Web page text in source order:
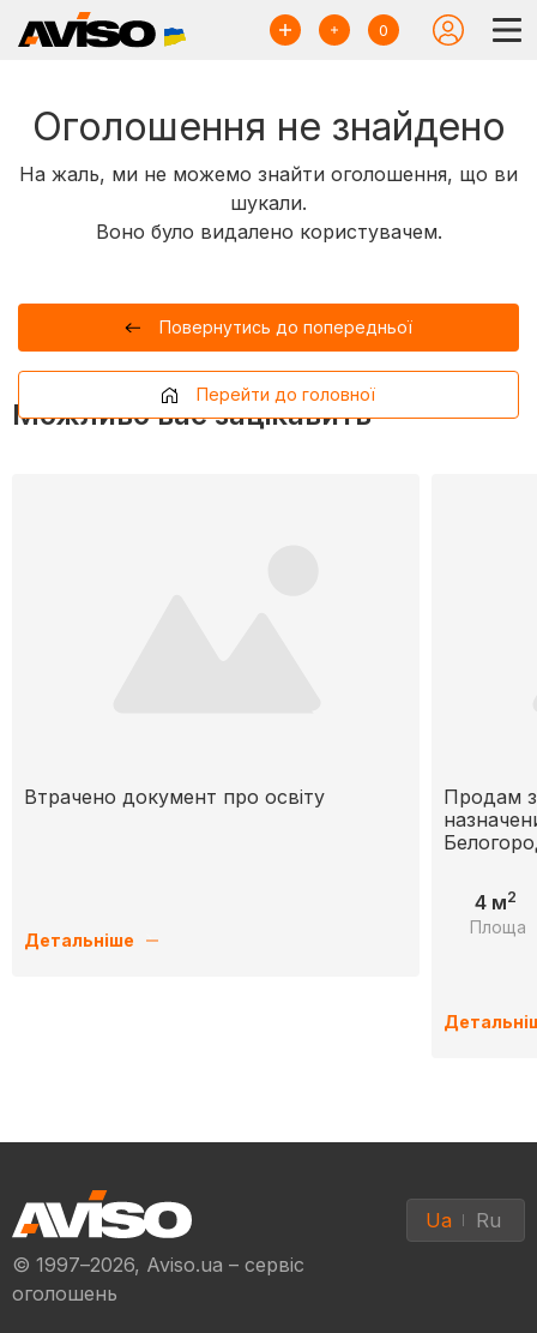
0
Оголошення не знайдено
На жаль, ми не можемо знайти оголошення, що ви
шукали.
Воно було видалено користувачем.
Повернутись до попередньої
Перейти до головної
Можливо вас зацікавить
Втрачено документ про освіту
Детальніше
Продам
4 м2
Площа
© 1997–2026, Aviso.ua – сервіс
оголошень
Ua Ru